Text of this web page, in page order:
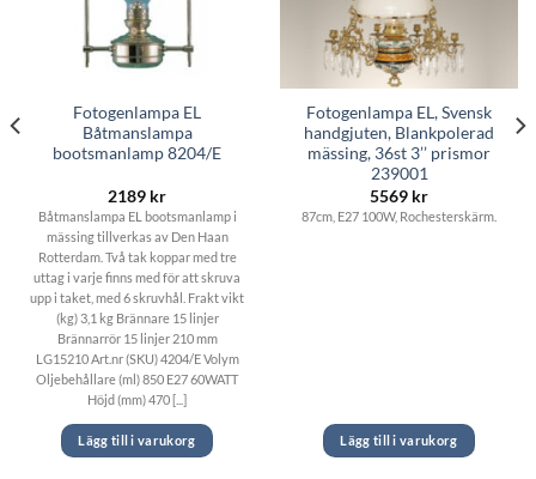
Fotogenlampa EL
Båtmanslampa
bootsmanlamp 8204/E
2189 kr
Båtmanslampa EL bootsmanlamp i
mässing tillverkas av Den Haan
Rotterdam. Två tak koppar med tre
uttag i varje finns med för att skruva
upp i taket, med 6 skruvhål. Frakt vikt
(kg) 3,1 kg Brännare 15 linjer
Brännarrör 15 linjer 210 mm
LG15210 Art.nr (SKU) 4204/E Volym
Oljebehållare (ml) 850 E27 60WATT
Höjd (mm) 470 [...]
Lägg till i varukorg
Fotogenlampa EL, Svensk
handgjuten, Blankpolerad
mässing, 36st 3’’ prismor
239001
5569 kr
87cm, E27 100W, Rochesterskärm.
Lägg till i varukorg